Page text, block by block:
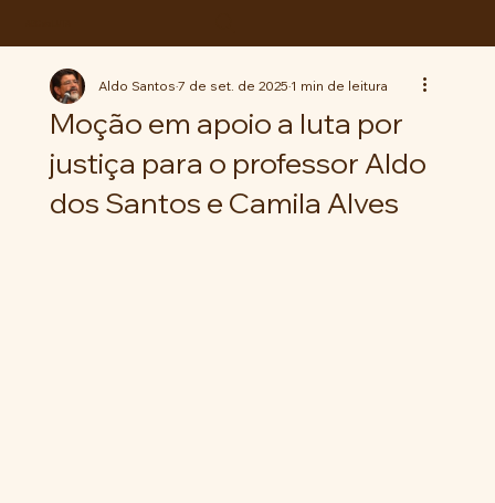
Moção em apoio a luta por
justiça para o professor Aldo
dos Santos e Camila Alves
Aldo Santos7 de set. de 20251 min de leitura